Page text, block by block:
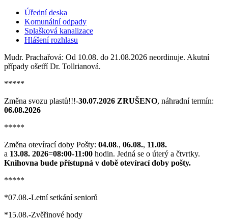
Úřední deska
Komunální odpady
Splašková kanalizace
Hlášení rozhlasu
Mudr. Prachařová: Od 10.08. do 21.08.2026 neordinuje. Akutní
případy ošetří Dr. Tollrianová.
*****
Změna svozu plastů!!!-30.07.2026 ZRUŠENO, náhradní termín:
06.08.2026
*****
Změna otevírací doby Pošty: 04.08., 06.08., 11.08.
a 13.08. 2026=08:00-11:00 hodin. Jedná se o úterý a čtvrtky.
Knihovna bude přístupná v době otevírací doby pošty.
*****
*07.08.-Letní setkání seniorů
*15.08.-Zvěřinové hody